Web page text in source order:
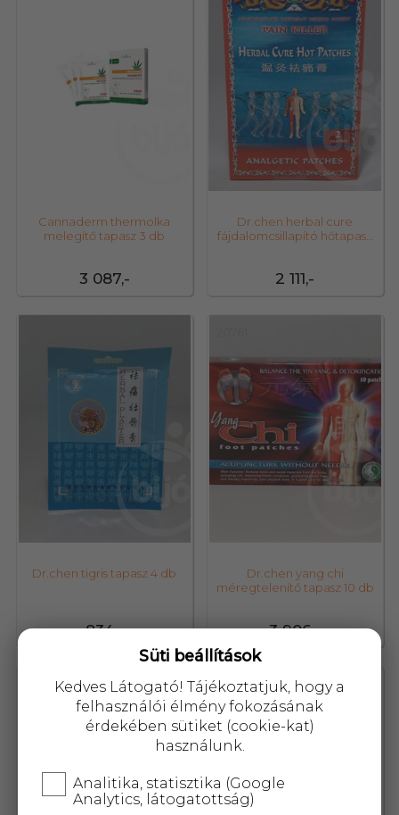
3 087,-
Cannaderm thermolka
melegítő tapasz 3 db
2 111,-
Dr.chen herbal cure
fájdalomcsillapító hőtapasz
834,-
Dr.chen tigris tapasz 4 db
3 906,-
Dr.chen yang chi
méregtelenítő tapasz 10 db
21869 21870
Süti beállítások
Kedves Látogató! Tájékoztatjuk, hogy a
felhasználói élmény fokozásának
érdekében sütiket (cookie-kat)
használunk.
Analitika, statisztika (Google
Analytics, látogatottság)